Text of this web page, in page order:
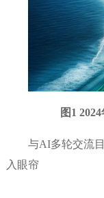
图 1
与AI多轮交流
入眼帘